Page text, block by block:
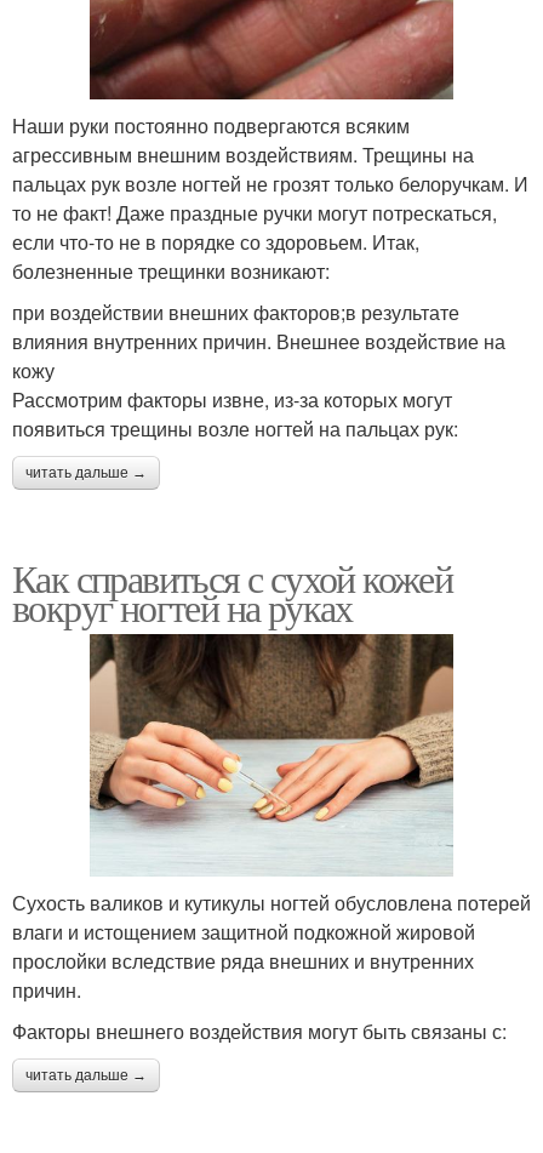
Наши руки постоянно подвергаются всяким
агрессивным внешним воздействиям. Трещины на
пальцах рук возле ногтей не грозят только белоручкам. И
то не факт! Даже праздные ручки могут потрескаться,
если что-то не в порядке со здоровьем. Итак,
болезненные трещинки возникают:
при воздействии внешних факторов;в результате
влияния внутренних причин. Внешнее воздействие на
кожу
Рассмотрим факторы извне, из-за которых могут
появиться трещины возле ногтей на пальцах рук:
читать дальше →
Как справиться с сухой кожей
вокруг ногтей на руках
Сухость валиков и кутикулы ногтей обусловлена потерей
влаги и истощением защитной подкожной жировой
прослойки вследствие ряда внешних и внутренних
причин.
Факторы внешнего воздействия могут быть связаны с:
читать дальше →